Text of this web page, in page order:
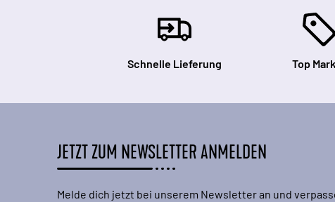
Schnelle Lieferung Top
JETZT ZUM NEWSLETTER ANMELDEN
Melde dich jetzt bei unserem Newsletter an und